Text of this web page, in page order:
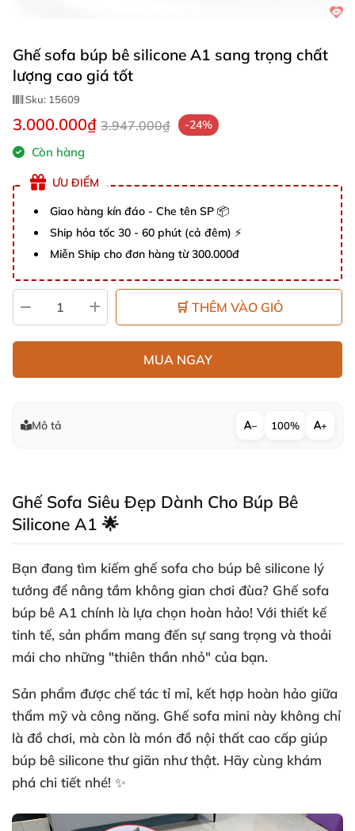
Ghế sofa búp bê silicone A1 sang trọng chất
lượng cao giá tốt
Sku: 15609
3.000.000₫ 3.947.000₫ -24%
Còn hàng
ƯU ĐIỂM
Giao hàng kín đáo - Che tên SP 📦
Ship hỏa tốc 30 - 60 phút (cả đêm) ⚡
Miễn Ship cho đơn hàng từ 300.000đ
🛒 THÊM VÀO GIỎ
MUA NGAY
Mô tả − 100% +
Ghế Sofa Siêu Đẹp Dành Cho Búp Bê
Silicone A1 🌟
Bạn đang tìm kiếm ghế sofa cho búp bê silicone lý
tưởng để nâng tầm không gian chơi đùa? Ghế sofa
búp bê A1 chính là lựa chọn hoàn hảo! Với thiết kế
tinh tế, sản phẩm mang đến sự sang trọng và thoải
mái cho những "thiên thần nhỏ" của bạn.
Sản phẩm được chế tác tỉ mỉ, kết hợp hoàn hảo giữa
thẩm mỹ và công năng. Ghế sofa mini này không chỉ
là đồ chơi, mà còn là món đồ nội thất cao cấp giúp
búp bê silicone thư giãn như thật. Hãy cùng khám
phá chi tiết nhé! ✨